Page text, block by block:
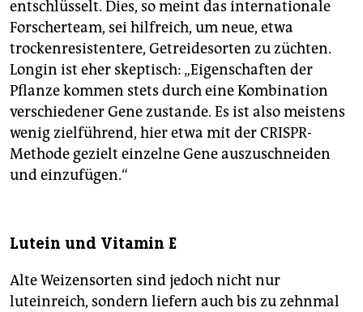
entschlüsselt. Dies, so meint das internationale
Forscherteam, sei hilfreich, um neue, etwa
trockenresistentere, Getreidesorten zu züchten.
Longin ist eher skeptisch: „Eigenschaften der
Pflanze kommen stets durch eine Kombination
verschiedener Gene zustande. Es ist also meistens
wenig zielführend, hier etwa mit der CRISPR-
Methode gezielt einzelne Gene auszuschneiden
und einzufügen.“
Lutein und Vitamin E
Alte Weizensorten sind jedoch nicht nur
luteinreich, sondern liefern auch bis zu zehnmal